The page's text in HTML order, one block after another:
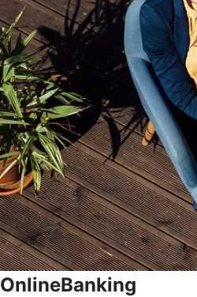
OnlineBanking